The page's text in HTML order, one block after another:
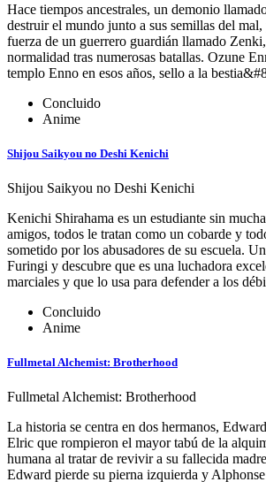
Hace tiempos ancestrales, un demonio
destruir el mundo junto a sus semillas del mal,
fuerza de un guerrero guardián llamado
normalidad tras numerosas batallas. Ozune
templo Enno en esos años, sello a la
Concluido
Anime
Shijou Saikyou no Deshi Kenichi
Shijou Saikyou no Deshi Kenichi
Kenichi Shirahama es un estudiante sin
amigos, todos le tratan como un cobarde y
sometido por los abusadores de su escuela.
Furingi y descubre que es una luchadora
marciales y que lo usa para defender a los
Concluido
Anime
Fullmetal Alchemist: Brotherhood
Fullmetal Alchemist: Brotherhood
La historia se centra en dos hermanos,
Elric que rompieron el mayor tabú de la
humana al tratar de revivir a su fallecida
Edward pierde su pierna izquierda y